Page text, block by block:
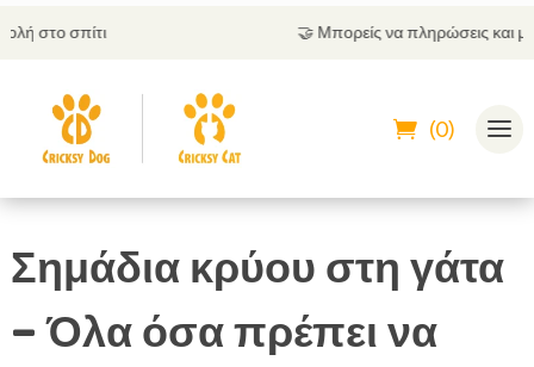
Μπορείς να πληρώσεις και με αντικαταβολή
(0)
Σημάδια κρύου στη γάτα
– Όλα όσα πρέπει να